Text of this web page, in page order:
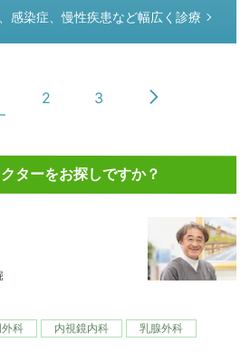
感染症、慢性疾患など幅広く診療
2 3
ターをお探しですか？
科 内視鏡内科 乳腺外科